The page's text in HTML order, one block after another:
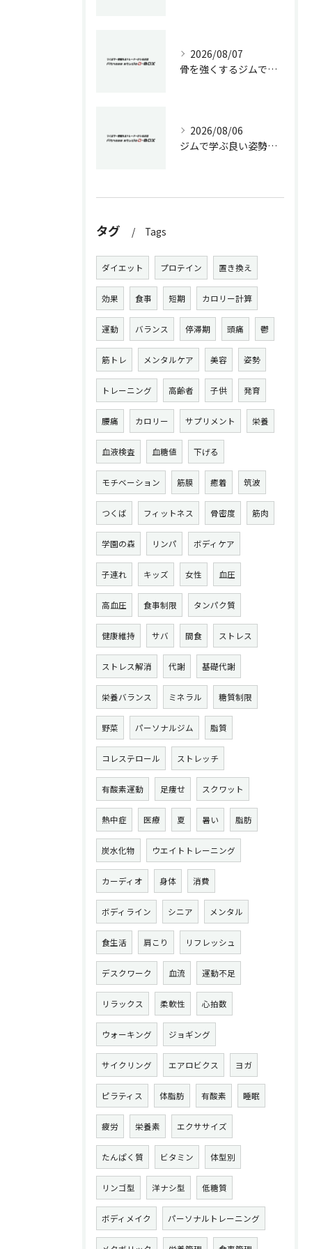
2026/08/07
骨を強くするジムでの生活習慣改善術
2026/08/06
ジムで学ぶ良い姿勢の作り方
タグ Tags
ダイエット プロテイン 置き換え
効果 食事 短期 カロリー計算
運動 バランス 停滞期 頭痛 鬱
筋トレ メンタルケア 美容 姿勢
トレーニング 高齢者 子供 発育
腰痛 カロリー サプリメント 栄養
血液検査 血糖値 下げる
モチベーション 筋膜 癒着 筑波
つくば フィットネス 骨密度 筋肉
学園の森 リンパ ボディケア
子連れ キッズ 女性 血圧
高血圧 食事制限 タンパク質
健康維持 サバ 間食 ストレス
ストレス解消 代謝 基礎代謝
栄養バランス ミネラル 糖質制限
野菜 パーソナルジム 脂質
コレステロール ストレッチ
有酸素運動 足痩せ スクワット
熱中症 医療 夏 暑い 脂肪
炭水化物 ウエイトトレーニング
カーディオ 身体 消費
ボディライン シニア メンタル
食生活 肩こり リフレッシュ
デスクワーク 血流 運動不足
リラックス 柔軟性 心拍数
ウォーキング ジョギング
サイクリング エアロビクス ヨガ
ピラティス 体脂肪 有酸素 睡眠
疲労 栄養素 エクササイズ
たんぱく質 ビタミン 体型別
リンゴ型 洋ナシ型 低糖質
ボディメイク パーソナルトレーニング